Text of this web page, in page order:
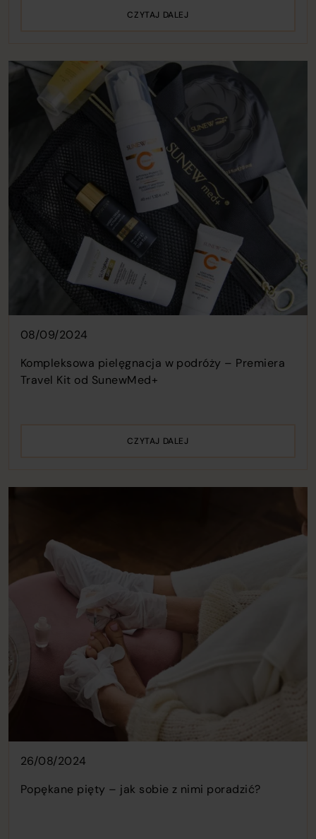
CZYTAJ DALEJ
08/09/2024
Kompleksowa pielęgnacja w podróży – Premiera
Travel Kit od SunewMed+
CZYTAJ DALEJ
26/08/2024
Popękane pięty – jak sobie z nimi poradzić?